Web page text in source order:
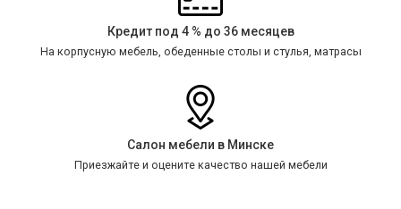
Кредит под 4 % до 36 месяцев
На корпусную мебель, обеденные столы и стулья, матрасы
Салон мебели в Минске
Приезжайте и оцените качество нашей мебели